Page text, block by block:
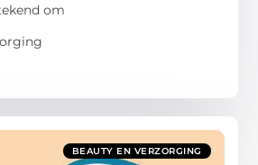
om
BEAUTY EN VERZORGING